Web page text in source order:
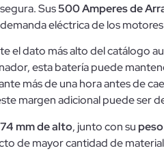
Sus500 Amperes de
eléctrica de los
el dato más alto del catálogo
esta batería puede
más de una hora antes de
margen adicional puede ser
mm de alto, junto con su peso
de mayor cantidad de